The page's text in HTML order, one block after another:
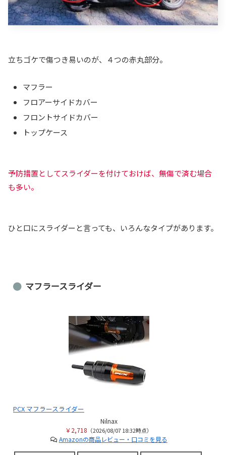
立ちゴケで傷つき易いのが、４つの赤丸部分。
マフラー
フロアーサイドカバー
フロントサイドカバー
トップケース
予防措置としてスライダーを付けておけば、無傷で済む場合
も多い。
ひと口にスライダーと言っても、いろんなタイプがあります。
マフラースライダー
PCX マフラースライダー
Nilnax
￥2,718 （2026/08/07 18:32時点）
Amazonの商品レビュー・口コミを見る